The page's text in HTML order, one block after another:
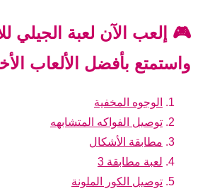
🎮 إلعب الآن لعبة الجيلي
واستمتع بأفضل الألعاب
الوجوه المخفية
توصيل الفواكه المتشابهه
مطابقة الأشكال
لعبة مطابقة 3
توصيل الكور الملونة